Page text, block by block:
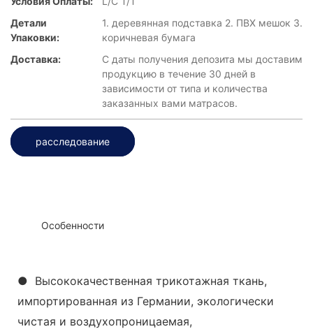
Детали
Упаковки:
1. деревянная подставка 2. ПВХ мешок 3.
коричневая бумага
Доставка:
С даты получения депозита мы доставим
продукцию в течение 30 дней в
зависимости от типа и количества
заказанных вами матрасов.
расследование
Особенности
● Высококачественная трикотажная ткань,
импортированная из Германии, экологически
чистая и воздухопроницаемая,